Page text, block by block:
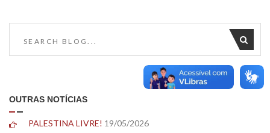
OUTRAS NOTÍCIAS
PALESTINA LIVRE! 19/05/2026